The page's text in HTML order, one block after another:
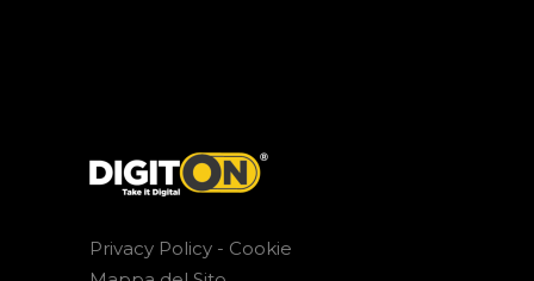
Privacy Policy - Cookie